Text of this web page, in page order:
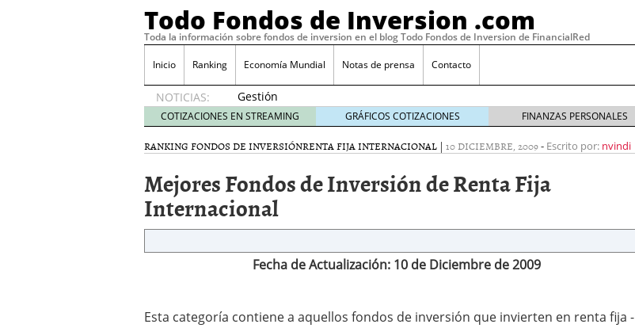
Todo Fondos de Inversion .com
Toda la información sobre fondos de inversion en el blog Todo Fondos de Inversion de FinancialRed
Inicio Ranking Economía Mundial Notas de prensa Contacto
NOTICIAS:
Gestión
pasiva
contra
gestión
España:
el
debate
debate
febrero
quería entrar febrero 23, 2026
COTIZACIONES EN STREAMING GRÁFICOS COTIZACIONES FINANZAS PERSONALES
RANKING FONDOS DE INVERSIÓNRENTA FIJA INTERNACIONAL | 10 DICIEMBRE, 2009- Escrito por: nvindi
Mejores Fondos de Inversión de Renta Fija
Internacional
Fecha de Actualización: 10 de Diciembre de 2009
Esta categoría contiene a aquellos fondos de inversión que invierten en renta fija -